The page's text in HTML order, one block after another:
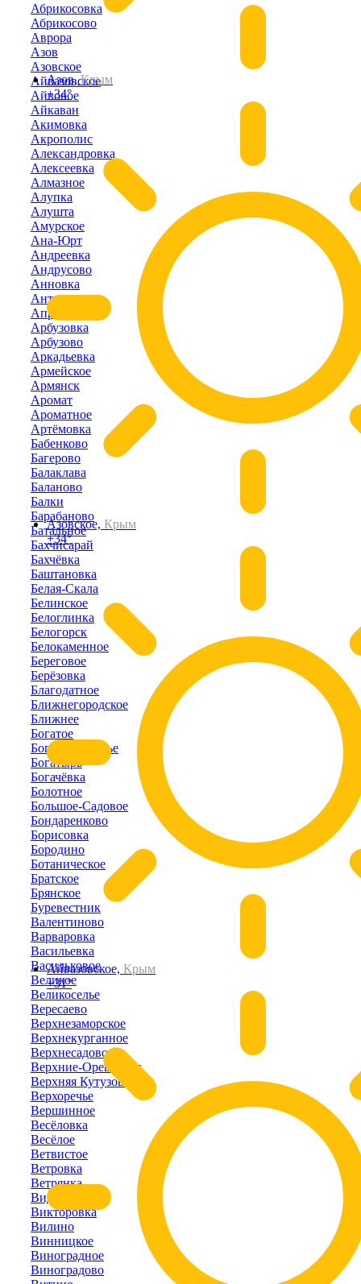
Азов,Крым
+34°
Азовское, Крым
+34°
Айвазовское, Крым
+31°
Абрикосовка
Абрикосово
Аврора
Азов
Азовское
Айвазовское
Айвовое
Айкаван
Акимовка
Акрополис
Александровка
Алексеевка
Алмазное
Алупка
Алушта
Амурское
Ана-Юрт
Андреевка
Андрусово
Анновка
Антоновка
Апрелевка
Арбузовка
Арбузово
Аркадьевка
Армейское
Армянск
Аромат
Ароматное
Артёмовка
Бабенково
Багерово
Балаклава
Баланово
Балки
Барабаново
Батальное
Бахчисарай
Бахчёвка
Баштановка
Белая-Скала
Белинское
Белоглинка
Белогорск
Белокаменное
Береговое
Берёзовка
Благодатное
Ближнегородское
Ближнее
Богатое
Богатое-Ущелье
Богатырь
Богачёвка
Болотное
Большое-Садовое
Бондаренково
Борисовка
Бородино
Ботаническое
Братское
Брянское
Буревестник
Валентиново
Варваровка
Васильевка
Васильковое
Великое
Великоселье
Вересаево
Верхнезаморское
Верхнекурганное
Верхнесадовое
Верхние-Орешники
Верхняя Кутузовка
Верхоречье
Вершинное
Весёловка
Весёлое
Ветвистое
Ветровка
Ветрянка
Видное
Викторовка
Вилино
Винницкое
Виноградное
Виноградово